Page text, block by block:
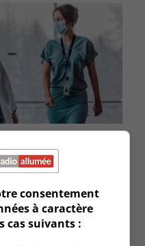
de la
grogne
consentement
à caractère
cas suivants :